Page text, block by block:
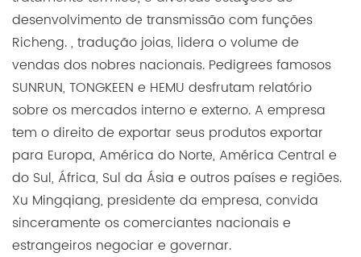
desenvolvimento de transmissão com funções
Richeng. , tradução joias, lidera o volume de
vendas dos nobres nacionais. Pedigrees famosos
SUNRUN, TONGKEEN e HEMU desfrutam relatório
sobre os mercados interno e externo. A empresa
tem o direito de exportar seus produtos exportar
para Europa, América do Norte, América Central e
do Sul, África, Sul da Ásia e outros países e regiões.
Xu Mingqiang, presidente da empresa, convida
sinceramente os comerciantes nacionais e
estrangeiros negociar e governar.